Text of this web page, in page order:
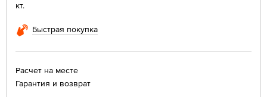
кт.
Быстрая покупка
Расчет на месте
Гарантия и возврат